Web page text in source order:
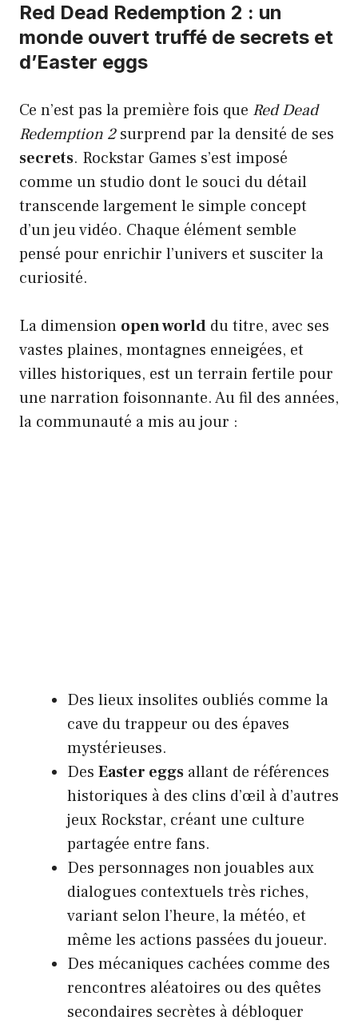
Red Dead Redemption 2 : un
monde ouvert truffé de secrets et
d’Easter eggs
Ce n’est pas la première fois que Red Dead
Redemption 2surprend par la densité de ses
secrets. Rockstar Games s’est imposé
comme un studio dont le souci du détail
transcende largement le simple concept
d’un jeu vidéo. Chaque élément semble
pensé pour enrichir l’univers et susciter la
curiosité.
La dimension open world du titre, avec ses
vastes plaines, montagnes enneigées, et
villes historiques, est un terrain fertile pour
une narration foisonnante. Au fil des années,
la communauté a mis au jour :
Des lieux insolites oubliés comme la
cave du trappeur ou des épaves
mystérieuses.
Des Easter eggs allant de références
historiques à des clins d’œil à d’autres
jeux Rockstar, créant une culture
partagée entre fans.
Des personnages non jouables aux
dialogues contextuels très riches,
variant selon l’heure, la météo, et
même les actions passées du joueur.
Des mécaniques cachées comme des
rencontres aléatoires ou des quêtes
secondaires secrètes à débloquer